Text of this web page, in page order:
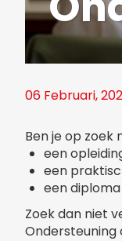
06 Februari,
Ben je op zoek
een
een
een
Zoek dan niet
Ondersteuning